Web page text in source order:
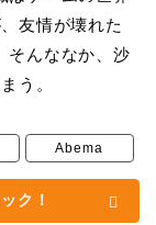
友情が壊れた
そんななか、沙
う。
Abema
ク！